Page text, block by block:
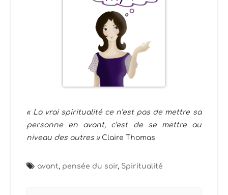
« La vrai spiritualité ce n’est pas de mettre sa
personne en avant, c’est de se mettre au
niveau des autres » Claire Thomas
avant, pensée du soir, Spiritualité